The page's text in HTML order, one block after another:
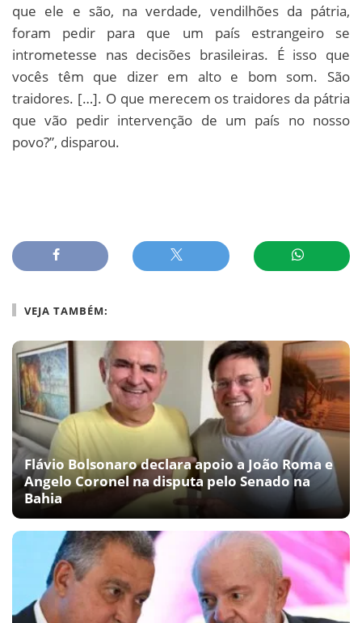
que ele e são, na verdade, vendilhões da pátria,
foram pedir para que um país estrangeiro se
intrometesse nas decisões brasileiras. É isso que
vocês têm que dizer em alto e bom som. São
traidores. […]. O que merecem os traidores da pátria
que vão pedir intervenção de um país no nosso
povo?”, disparou.
VEJA TAMBÉM:
Flávio Bolsonaro declara apoio a João Roma e
Angelo Coronel na disputa pelo Senado na
Bahia